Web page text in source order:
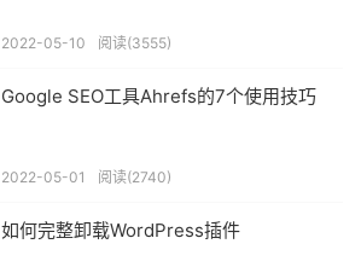
2022-05-10 阅读(3555)
Google SEO工具Ahrefs的7个使用技巧
2022-05-01 阅读(2740)
如何完整卸载WordPress插件